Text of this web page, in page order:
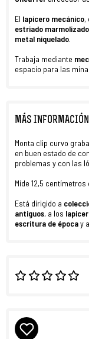
El lapicero mecánico,
estriado marmolizado
metal niquelado.
Trabaja mediante
espacio para las
MÁS INFORMACIÓN
Monta clip curvo
en buen estado de
problemas y con las
Mide 12,5
Está dirigido a
antiguos, a los
escritura de épocay